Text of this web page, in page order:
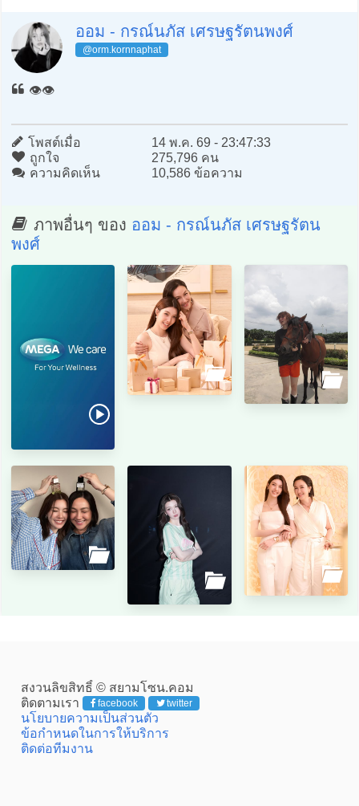
ออม - กรณ์นภัส เศรษฐรัตนพงศ์
@orm.kornnaphat
👁️👁️
โพสต์เมื่อ
14 พ.ค. 69 - 23:47:33
ถูกใจ
275,796 คน
ความคิดเห็น
10,586 ข้อความ
ภาพอื่นๆ ของ ออม - กรณ์นภัส เศรษฐรัตน
พงศ์
สงวนลิขสิทธิ์ © สยามโซน.คอม
ติดตามเรา
facebook twitter
นโยบายความเป็นส่วนตัว
ข้อกำหนดในการให้บริการ
ติดต่อทีมงาน